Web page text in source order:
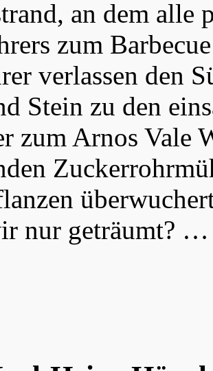
an dem alle
zum
verlassen den
Stein zu den
zum Arnos Vale
nur geträumt?